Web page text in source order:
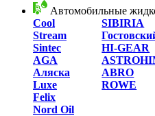
Автомобильные
Cool
Stream
Sintec
AGA
Аляска
Luxe
Felix
Nord Oil
SIBIRIA
HI-GEAR
ABRO
ROWE